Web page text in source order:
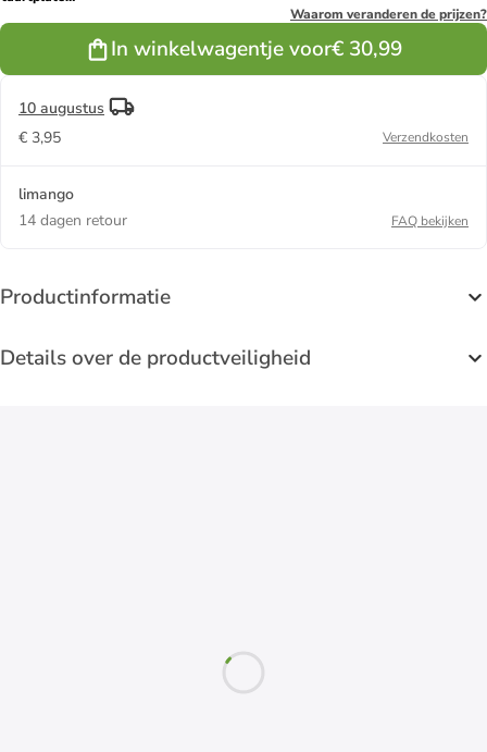
Waarom veranderen de prijzen?
In winkelwagentje voor€ 30,99
10 augustus
€ 3,95
Verzendkosten
limango
14 dagen retour
FAQ bekijken
Productinformatie
Details over de productveiligheid